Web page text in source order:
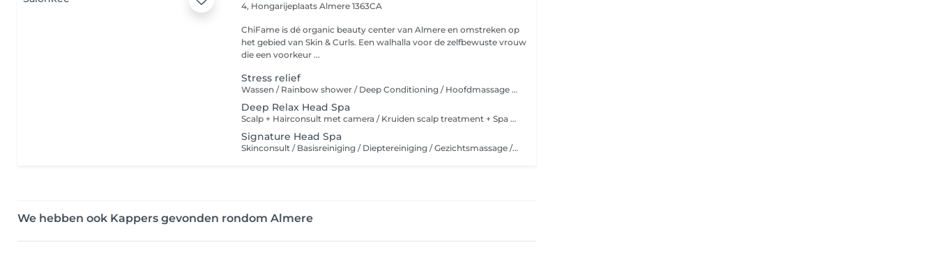
4, HongarijeplaatsAlmere 1363CA
ChiFame is dé organic beauty center van Almere en omstreken op
het gebied van Skin & Curls. Een walhalla voor de zelfbewuste vrouw
die een voorkeur ...
Stress relief
Wassen / Rainbow shower / Deep Conditioning / Hoofdmassage + Edelstenen
Deep Relax Head Spa
Scalp + Hairconsult met camera / Kruiden scalp treatment + Spa Mist / Wassen / Rainbow shower / Deep conditioning / Hoofd, Schouder + Nek massage + Edelstenen
Signature Head Spa
Skinconsult / Basisreiniging / Dieptereiniging / Gezichtsmassage / Dag of nachtverzorging Scalp + Hairconsult met camera / Kruiden scalp treatment + Spa Mist / Wassen / Rainbow shower / Deep conditioning / Hoofd, Schouder + Nek massage + Edelstenen
We hebben ook Kappers gevonden rondom Almere